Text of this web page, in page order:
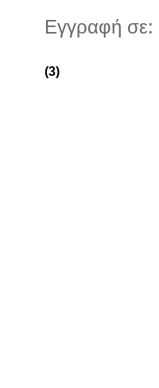
Εγγραφή σε:
(3)